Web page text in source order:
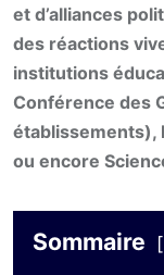
et d’alliances
des réactions
institutions
Conférence des
établissements),
ou encore
Sommaire